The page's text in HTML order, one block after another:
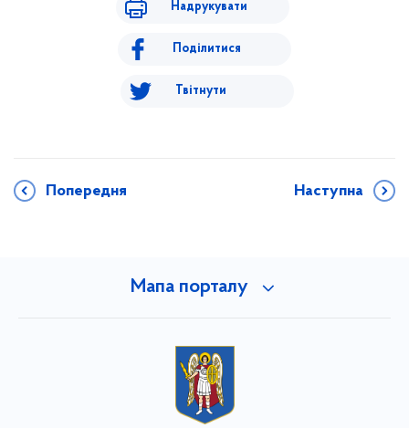
Надрукувати
Поділитися
Твітнути
Попередня Наступна
Мапа порталу